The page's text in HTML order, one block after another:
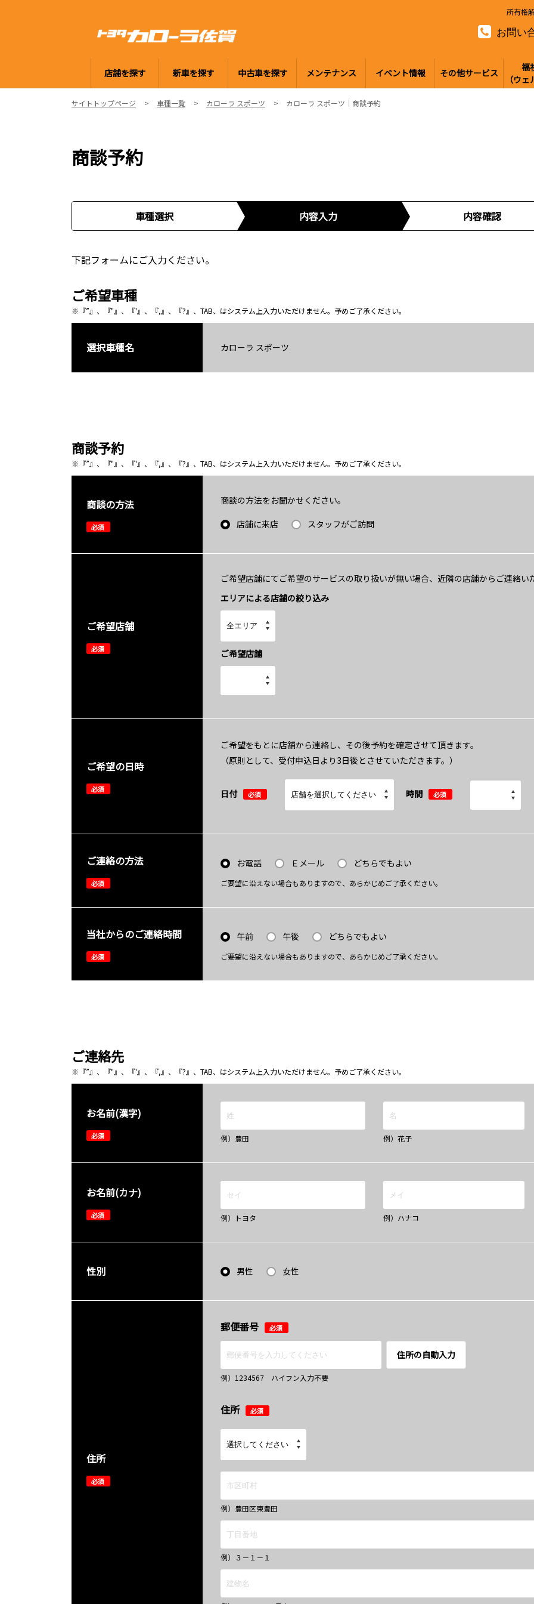
お問い
店舗を探す 新車を探す 中古車を探す メンテナンス イベント情報 その他サービス
福
（ウェ
所有権
サイトトップページ 車種一覧 カローラ スポーツ カローラ スポーツ｜商談予約
商談予約
車種選択 内容入力 内容確認
下記フォームにご入力ください。
ご希望車種
※『”』、『"』、『'』、『,』、『?』、TAB、はシステム上入力いただけません。予めご了承ください。
選択車種名 カローラ スポーツ
商談予約
※『”』、『"』、『'』、『,』、『?』、TAB、はシステム上入力いただけません。予めご了承ください。
商談の方法
必須
商談の方法をお聞かせください。
店舗に来店
スタッフがご訪問
ご希望店舗
必須
ご希望店舗にてご希望のサービスの取り扱いが無い場合、近隣の店舗からご連絡い
エリアによる店舗の絞り込み
ご希望店舗
ご希望の日時
必須
ご希望をもとに店舗から連絡し、その後予約を確定させて頂きます。
（原則として、受付申込日より3日後とさせていただきます。）
日付 必須 時間 必須
ご連絡の方法
必須
お電話 Ｅメール どちらでもよい
ご要望に沿えない場合もありますので、あらかじめご了承ください。
当社からのご連絡時間
必須
午前 午後 どちらでもよい
ご要望に沿えない場合もありますので、あらかじめご了承ください。
ご連絡先
※『”』、『"』、『'』、『,』、『?』、TAB、はシステム上入力いただけません。予めご了承ください。
お名前(漢字)
必須 例）豊田 例）花子
お名前(カナ)
必須 例）トヨタ 例）ハナコ
性別 男性 女性
住所
必須
郵便番号 必須
住所の自動入力
例）1234567 ハイフン入力不要
住所 必須
例）豊田区東豊田
例）３－１－１